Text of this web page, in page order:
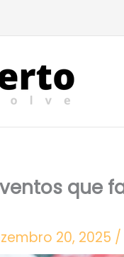
que
20, 2025 /